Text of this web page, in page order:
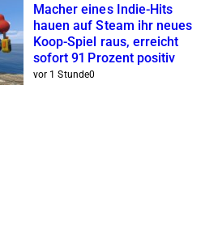
Macher eines Indie-Hits
hauen auf Steam ihr neues
Koop-Spiel raus, erreicht
sofort 91 Prozent positiv
vor 1 Stunde0